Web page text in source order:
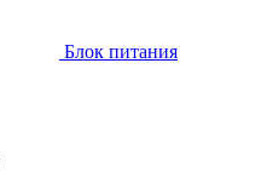
Блок питания